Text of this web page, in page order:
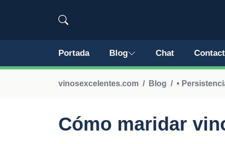
Portada Blog Chat
vinosexcelentes.com Blog •
Cómo maridar